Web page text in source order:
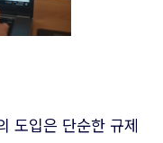
도입은 단순한 규제